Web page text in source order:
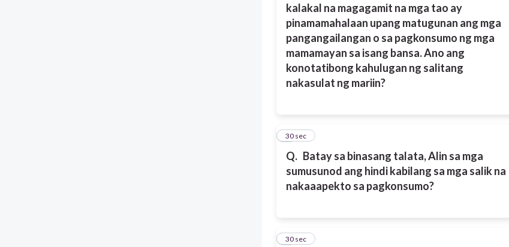
kalakal na magagamit na mga tao ay
pinamamahalaan upang matugunan ang mga
pangangailangan o sa pagkonsumo ng mga
mamamayan sa isang bansa. Ano ang
konotatibong kahulugan ng salitang
nakasulat ng mariin?
Q. Batay sa binasang talata, Alin sa mga
sumusunod ang hindi kabilang sa mga salik na
nakaaapekto sa pagkonsumo?
4
30 sec
5
30 sec